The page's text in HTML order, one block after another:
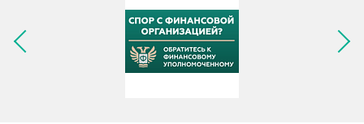
Следующее изображение